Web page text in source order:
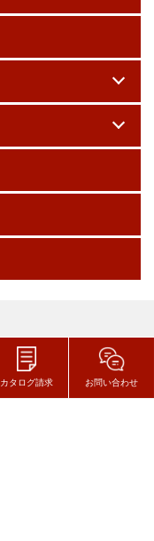
カタログ請求 お問い合わせ